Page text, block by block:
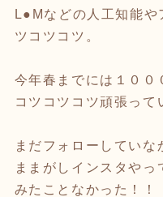
L●Mなどの人工知能や
ツコツコツ。
今年春までには１００
コツコツコツ頑張って
まだフォローしていな
ままがしインスタやっ
みたことなかった！！